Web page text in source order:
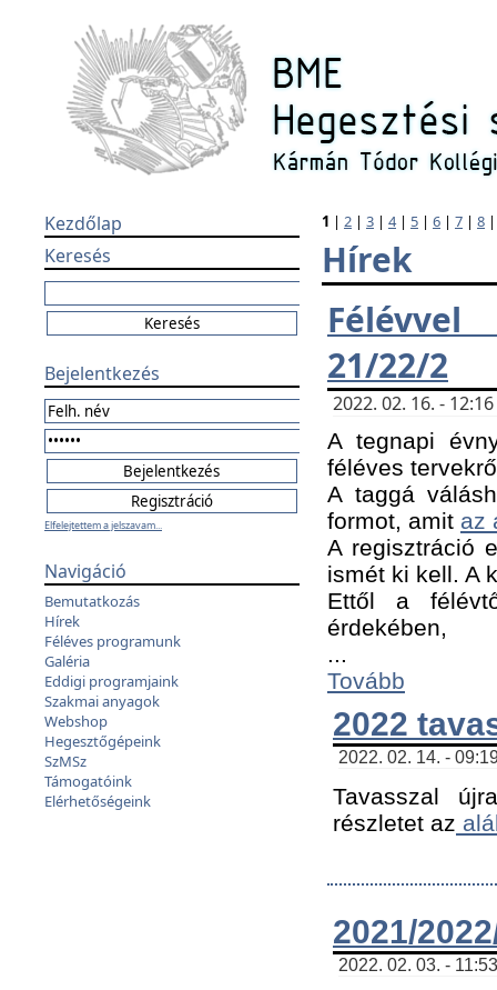
Kezdőlap
Keresés
Bejelentkezés
Elfelejtettem a jelszavam...
Navigáció
Bemutatkozás
Hírek
Féléves programunk
Galéria
Eddigi programjaink
Szakmai anyagok
Webshop
Hegesztőgépeink
SzMSz
Támogatóink
Elérhetőségeink
1 | 2 | 3 | 4| 5 | 6 | 7 | 8
Hírek
21/22/2
2022. 02. 16. -
A tegnapi
féléves
A taggá
formot, amit az
A regisztráció
ismét ki kell. A
Ettől a
érdekében,
...
Tovább
2022
2022. 02. 14. -
Tavasszal
részletet az
2021/
2022. 02. 03. -